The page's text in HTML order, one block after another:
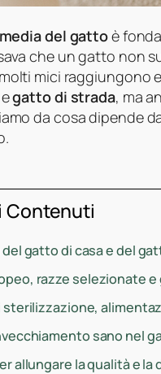
del gattoè
che un gatto non
mici raggiungono
gatto di strada, ma
da cosa dipende
Contenuti
gatto di casa e del
razze selezionate
sterilizzazione,
sano nel
allungare la qualità e la